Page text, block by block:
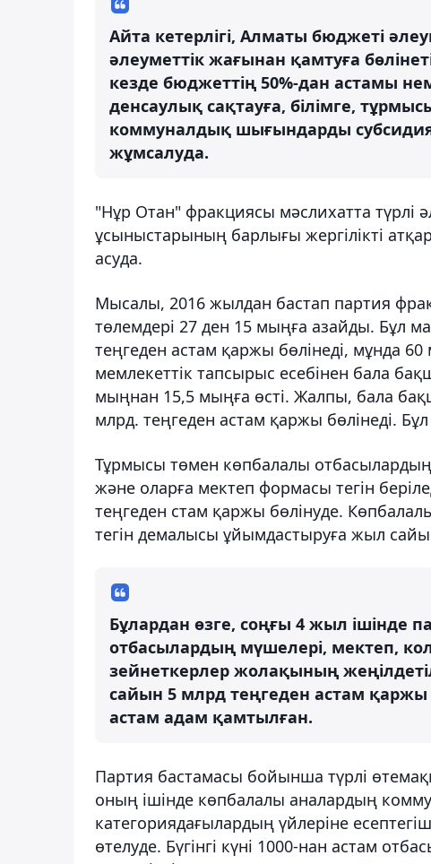
Айта кетерлігі, Алматы бюджеті
әлеуметтік жағынан қамтуға
кезде бюджеттің 50%-дан астамы
денсаулық сақтауға, білімге,
коммуналдық шығындарды
жұмсалуда.
"Нұр Отан" фракциясы мәслихатта түрлі
ұсыныстарының барлығы жергілікті
асуда.
Мысалы, 2016 жылдан бастап партия
төлемдері 27 ден 15 мыңға азайды. Бұл
теңгеден астам қаржы бөлінеді, мұнда
мемлекеттік тапсырыс есебінен бала
мыңнан 15,5 мыңға өсті. Жалпы, бала
млрд. теңгеден астам қаржы бөлінеді.
Тұрмысы төмен көпбалалы отбасылардың
және оларға мектеп формасы тегін
теңгеден стам қаржы бөлінуде.
тегін демалысы ұйымдастыруға жыл
Бұлардан өзге, соңғы 4 жыл ішінде
отбасылардың мүшелері, мектеп,
зейнеткерлер жолақының
сайын 5 млрд теңгеден астам
астам адам қамтылған.
Партия бастамасы бойынша түрлі
оның ішінде көпбалалы аналардың
категориядағылардың үйлеріне
өтелуде. Бүгінгі күні 1000-нан астам